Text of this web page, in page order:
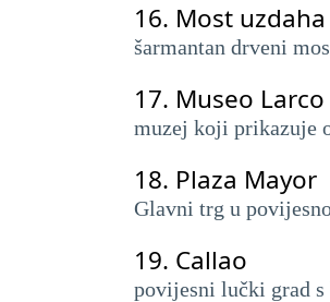
16. Most
šarmantan drveni
17. Museo
muzej koji prikazuje
18. Plaza Mayor
Glavni trg u
19. Callao
povijesni lučki grad s